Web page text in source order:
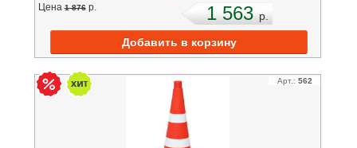
Цена 1 876 p. 1 563p.
Арт.: 562